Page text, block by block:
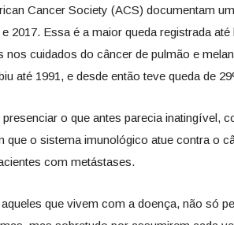
Cancer Society (ACS) documentam
2017. Essa é a maior queda registrada
nos cuidados do câncer de pulmão e
até 1991, e desde então teve queda de
o que antes parecia inatingível,
que o sistema imunológico atue contra o
com metástases.
que vivem com a doença, não só